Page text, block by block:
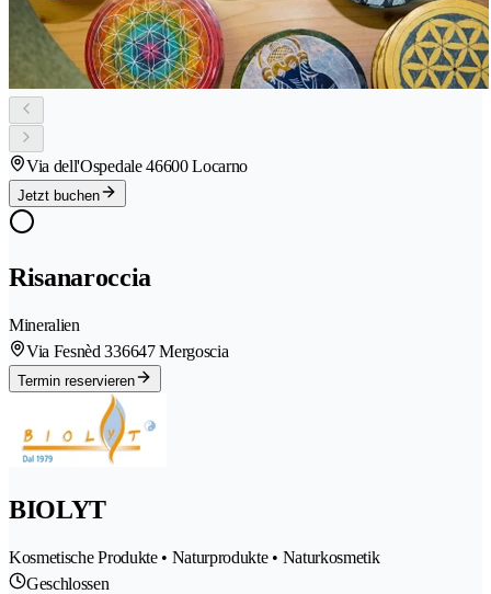
Via dell'Ospedale 46600 Locarno
Jetzt buchen
Risanaroccia
Mineralien
Via Fesnèd 336647 Mergoscia
Termin reservieren
BIOLYT
Kosmetische Produkte • Naturprodukte • Naturkosmetik
Geschlossen